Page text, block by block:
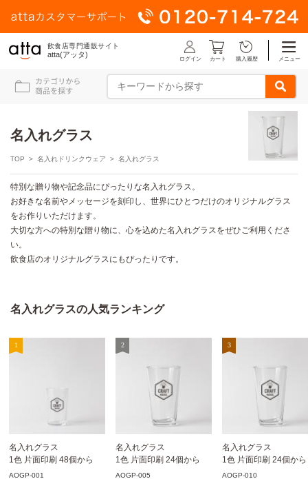
飲食店専門通販サイト
atta(アッタ) ログイン カート 購入履歴 メニュー
名入れグラス
TOP > 名入れドリンクウェア > 名入れグラス
特別な贈り物や記念品にぴったりな名入れグラス。
お好きな名前やメッセージを刻印し、世界にひとつだけのオリジナルグラス
をお作りいただけます。
大切な方への特別な贈り物に、心を込めた名入れグラスをぜひご利用くださ
い。
飲食店のオリジナルグラスにもぴったりです。
名入れグラスの人気ランキング
名入れグラス
1色 片面印刷 48個から
180ml
AOGP-001
名入れグラス
1色 片面印刷 24個から
473ml
AOGP-005
名入れグラス
1色 片面印刷 24個から
473ml
AOGP-010